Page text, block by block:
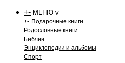
+- МЕНЮ v
+- Подарочные книги
Родословные книги
Библии
Энциклопедии и альбомы
Спорт